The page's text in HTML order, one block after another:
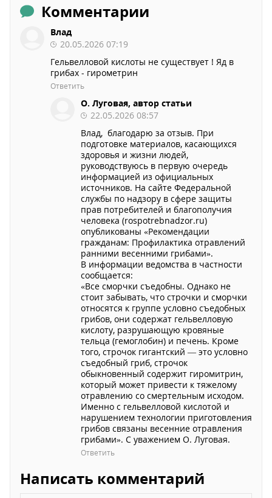
Комментарии
Влад
20.05.2026 07:19
Гельвелловой кислоты не существует ! Яд в
грибах - гирометрин
Ответить
О. Луговая, автор статьи
22.05.2026 08:57
Влад, благодарю за отзыв. При
подготовке материалов, касающихся
здоровья и жизни людей,
руководствуюсь в первую очередь
информацией из официальных
источников. На сайте Федеральной
службы по надзору в сфере защиты
прав потребителей и благополучия
человека (rospotrebnadzor.ru)
опубликованы «Рекомендации
гражданам: Профилактика отравлений
ранними весенними грибами».
В информации ведомства в частности
сообщается:
«Все сморчки съедобны. Однако не
стоит забывать, что строчки и сморчки
относятся к группе условно съедобных
грибов, они содержат гельвелловую
кислоту, разрушающую кровяные
тельца (гемоглобин) и печень. Кроме
того, строчок гигантский — это условно
съедобный гриб, строчок
обыкновенный содержит гиромитрин,
который может привести к тяжелому
отравлению со смертельным исходом.
Именно с гельвелловой кислотой и
нарушением технологии приготовления
грибов связаны весенние отравления
грибами». С уважением О. Луговая.
Ответить
Написать комментарий